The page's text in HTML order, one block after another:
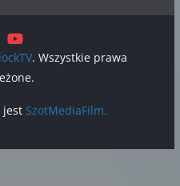
. Wszystkie prawa
jest SzotMediaFilm.